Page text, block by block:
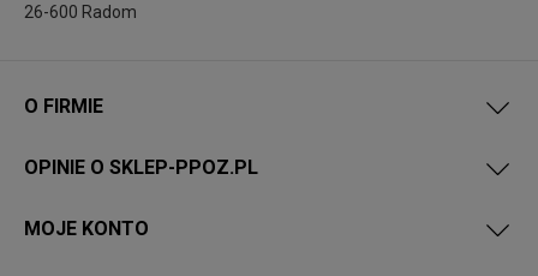
26-600 Radom
O FIRMIE
OPINIE O SKLEP-PPOZ.PL
MOJE KONTO